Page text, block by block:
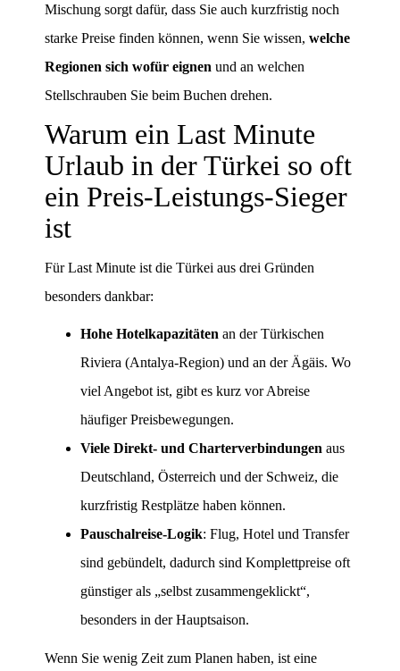
Mischung sorgt dafür, dass Sie auch kurzfristig noch
starke Preise finden können, wenn Sie wissen, welche
Regionen sich wofür eignen und an welchen
Stellschrauben Sie beim Buchen drehen.
Warum ein Last Minute
Urlaub in der Türkei so oft
ein Preis-Leistungs-Sieger
ist
Für Last Minute ist die Türkei aus drei Gründen
besonders dankbar:
Hohe Hotelkapazitäten an der Türkischen
Riviera (Antalya-Region) und an der Ägäis. Wo
viel Angebot ist, gibt es kurz vor Abreise
häufiger Preisbewegungen.
Viele Direkt- und Charterverbindungen aus
Deutschland, Österreich und der Schweiz, die
kurzfristig Restplätze haben können.
Pauschalreise-Logik: Flug, Hotel und Transfer
sind gebündelt, dadurch sind Komplettpreise oft
günstiger als „selbst zusammengeklickt“,
besonders in der Hauptsaison.
Wenn Sie wenig Zeit zum Planen haben, ist eine